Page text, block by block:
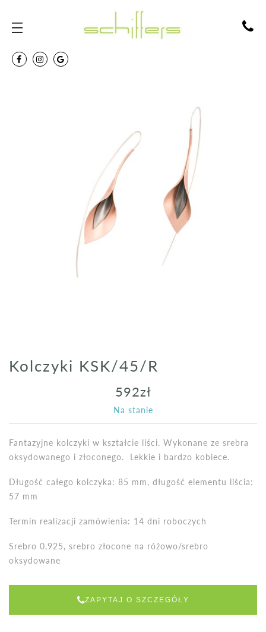
Kolczyki KSK/45/R
592zł
Na stanie
Fantazyjne kolczyki w kształcie liści. Wykonane ze srebra
oksydowanego i złoconego. Lekkie i bardzo kobiece.
Długość całego kolczyka: 85 mm, długość elementu liścia:
57 mm
Termin realizacji zamówienia: 14 dni roboczych
Srebro 0,925, srebro złocone na różowo/srebro
oksydowane
ZAPYTAJ O SZCZEGÓŁY